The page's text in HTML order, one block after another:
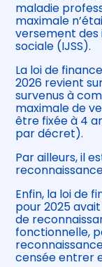
maladie
maximale
versement des
sociale (IJSS).
La loi de
2026 revient
survenus à
maximale de
être fixée à 4
par décret).
Par ailleurs, il
Enfin, la loi de
pour 2025
de
fonctionnelle,
censée entrer